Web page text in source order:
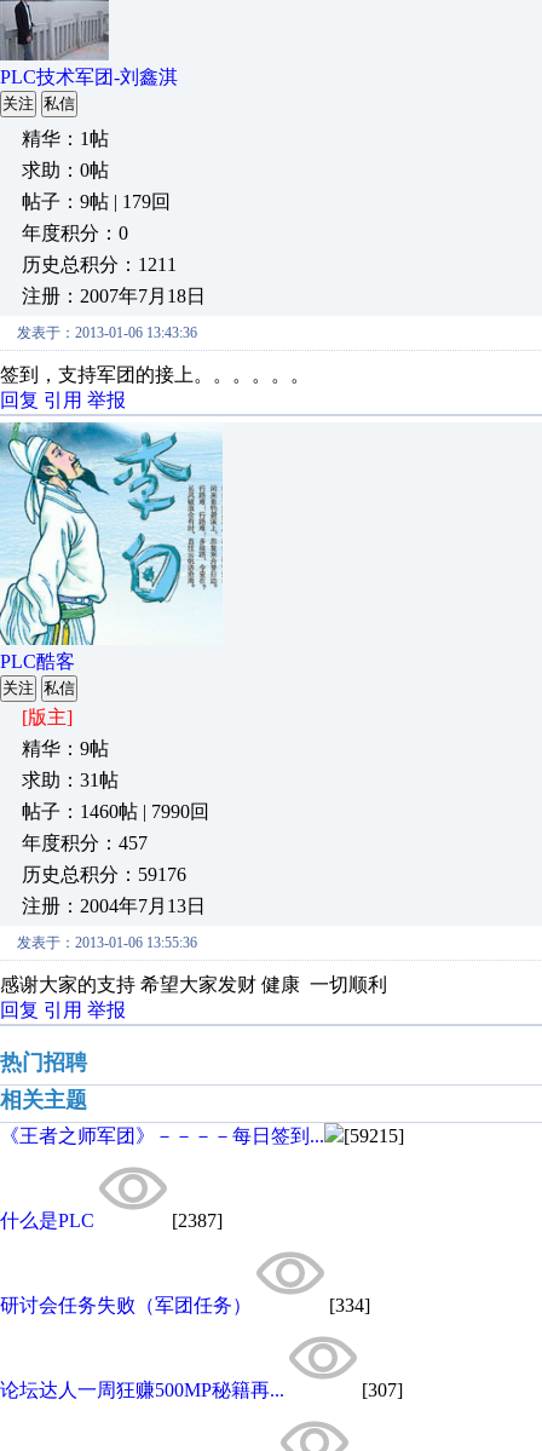
PLC技术军团-刘鑫淇
关注 私信
精华：1帖
求助：0帖
帖子：9帖 | 179回
年度积分：0
历史总积分：1211
注册：2007年7月18日
发表于：2013-01-06 13:43:36
签到，支持军团的接上。。。。。。
回复 引用 举报
PLC酷客
关注 私信
[版主]
精华：9帖
求助：31帖
帖子：1460帖 | 7990回
年度积分：457
历史总积分：59176
注册：2004年7月13日
发表于：2013-01-06 13:55:36
感谢大家的支持 希望大家发财 健康 一切顺利
回复 引用 举报
热门招聘
相关主题
《王者之师军团》－－－－每日签到... [59215]
什么是PLC [2387]
研讨会任务失败（军团任务） [334]
论坛达人一周狂赚500MP秘籍再... [307]